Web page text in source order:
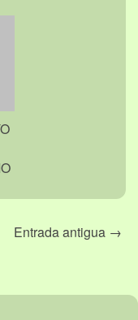
Entrada antigua →